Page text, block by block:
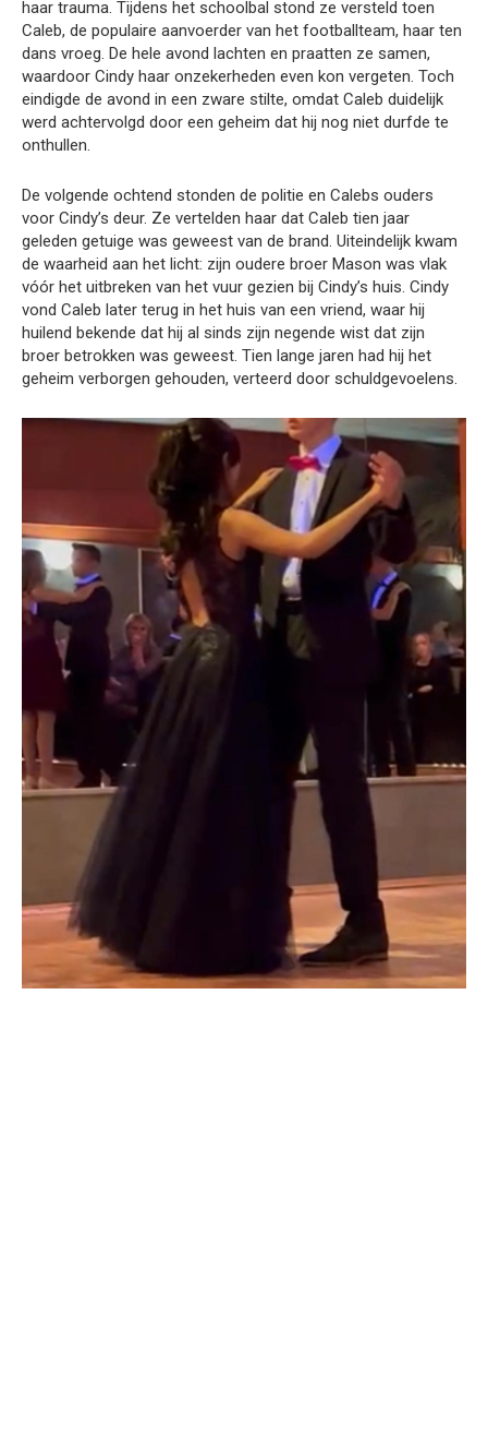
haar trauma. Tijdens het schoolbal stond ze versteld toen
Caleb, de populaire aanvoerder van het footballteam, haar ten
dans vroeg. De hele avond lachten en praatten ze samen,
waardoor Cindy haar onzekerheden even kon vergeten. Toch
eindigde de avond in een zware stilte, omdat Caleb duidelijk
werd achtervolgd door een geheim dat hij nog niet durfde te
onthullen.
De volgende ochtend stonden de politie en Calebs ouders
voor Cindy’s deur. Ze vertelden haar dat Caleb tien jaar
geleden getuige was geweest van de brand. Uiteindelijk kwam
de waarheid aan het licht: zijn oudere broer Mason was vlak
vóór het uitbreken van het vuur gezien bij Cindy’s huis. Cindy
vond Caleb later terug in het huis van een vriend, waar hij
huilend bekende dat hij al sinds zijn negende wist dat zijn
broer betrokken was geweest. Tien lange jaren had hij het
geheim verborgen gehouden, verteerd door schuldgevoelens.